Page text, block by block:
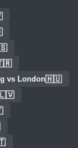
🇭🇺
vs London